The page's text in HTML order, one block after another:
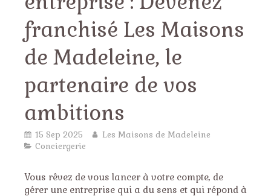
franchisé Les Maisons
de Madeleine, le
partenaire de vos
ambitions
15 Sep 2025
Les Maisons de Madeleine
Conciergerie
Vous rêvez de vous lancer à votre compte, de
gérer une entreprise qui a du sens et qui répond à